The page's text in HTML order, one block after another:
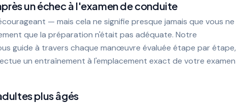
un échec à l'examen de conduite
— mais cela ne signifie presque jamais que vous ne
que la préparation n'était pas adéquate. Notre
guide à travers chaque manœuvre évaluée étape par étape,
un entraînement à l'emplacement exact de votre examen
plus âgés